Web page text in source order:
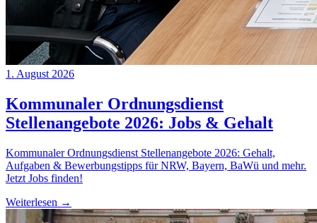
1. August 2026
Kommunaler Ordnungsdienst
Stellenangebote 2026: Jobs & Gehalt
Kommunaler Ordnungsdienst Stellenangebote 2026: Gehalt,
Aufgaben & Bewerbungstipps für NRW, Bayern, BaWü und mehr.
Jetzt Jobs finden!
Weiterlesen →